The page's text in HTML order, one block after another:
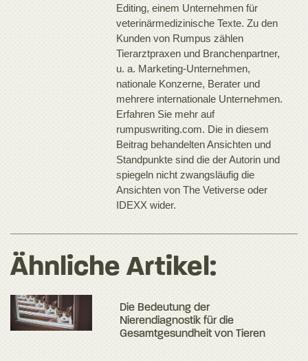
Editing, einem Unternehmen für
veterinärmedizinische Texte. Zu den
Kunden von Rumpus zählen
Tierarztpraxen und Branchenpartner,
u. a. Marketing-Unternehmen,
nationale Konzerne, Berater und
mehrere internationale Unternehmen.
Erfahren Sie mehr auf
rumpuswriting.com. Die in diesem
Beitrag behandelten Ansichten und
Standpunkte sind die der Autorin und
spiegeln nicht zwangsläufig die
Ansichten von The Vetiverse oder
IDEXX wider.
Ähnliche Artikel:
Die Bedeutung der
Nierendiagnostik für die
Gesamtgesundheit von Tieren